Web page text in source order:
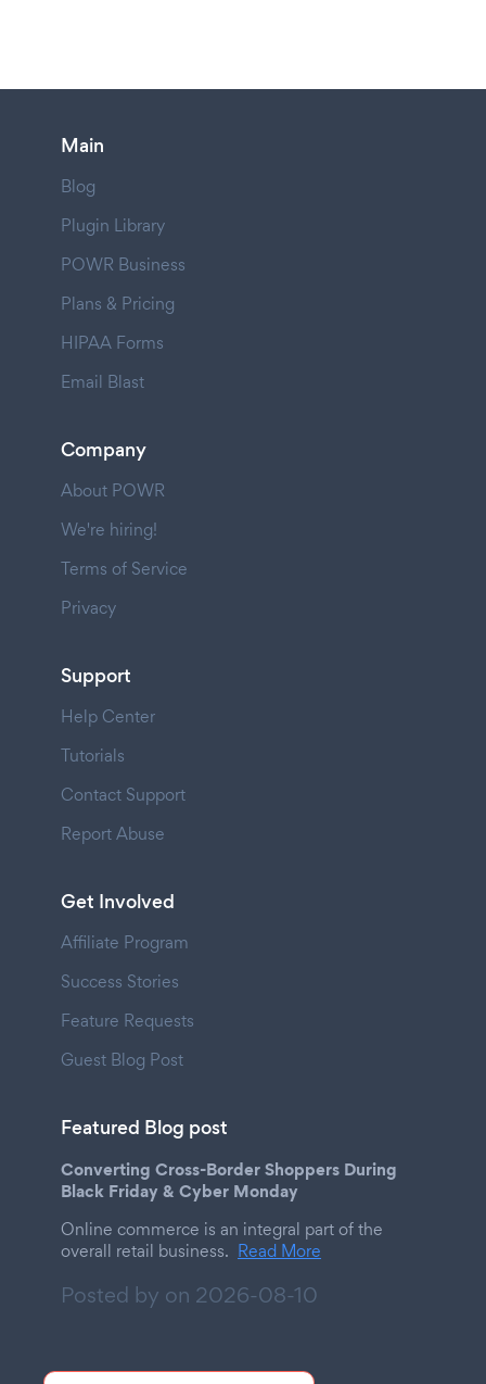
Main
Blog
Plugin Library
POWR Business
Plans & Pricing
HIPAA Forms
Email Blast
Company
About POWR
We're hiring!
Terms of Service
Privacy
Support
Help Center
Tutorials
Contact Support
Report Abuse
Get Involved
Affiliate Program
Success Stories
Feature Requests
Guest Blog Post
Featured Blog post
Converting Cross-Border Shoppers During
Black Friday & Cyber Monday
Online commerce is an integral part of the
overall retail business. Read More
Posted by on 2026-08-10